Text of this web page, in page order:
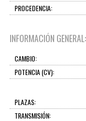
PROCEDENCIA:
INFORMACIÓN GENERAL:
CAMBIO:
POTENCIA (CV):
PLAZAS:
TRANSMISIÓN: